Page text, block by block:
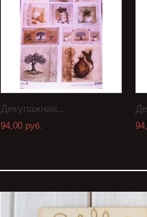
Декупажная...
94,00 руб.